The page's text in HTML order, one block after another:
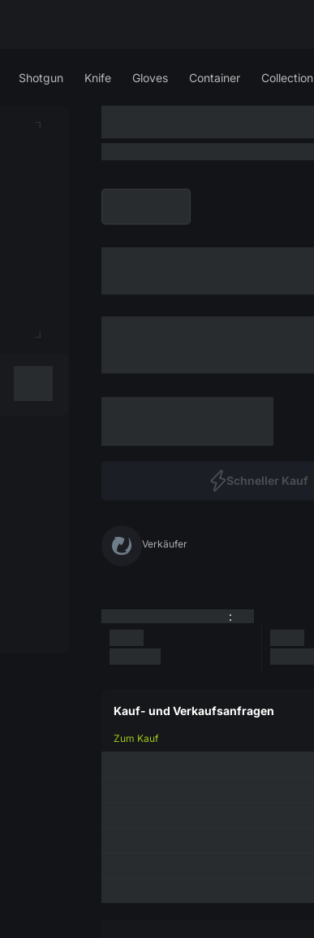
Shotgun Knife Gloves Container Collection
Schneller Kauf
Verkäufer
:
Kauf- und Verkaufsanfragen
Zum Kauf